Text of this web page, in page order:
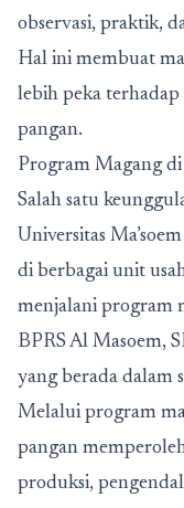
observasi, praktik,
Hal ini membuat
lebih peka
pangan.
Program Magang
Salah satu
Universitas
di berbagai unit
menjalani program
BPRS Al Masoem,
yang berada dalam
Melalui program
pangan
produksi,